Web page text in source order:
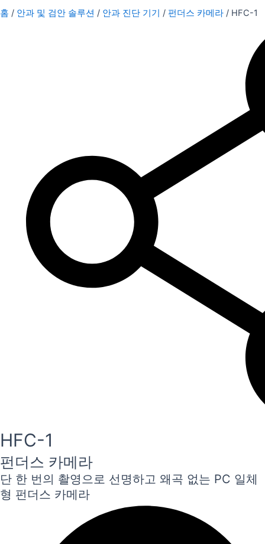
홈 / 안과 및 검안 솔루션 / 안과 진단 기기 / 펀더스 카메라 / HFC-1
HFC-1
펀더스 카메라
단 한 번의 촬영으로 선명하고 왜곡 없는 PC 일체
형 펀더스 카메라